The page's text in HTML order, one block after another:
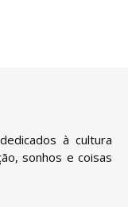
à cultura
sonhos e coisas